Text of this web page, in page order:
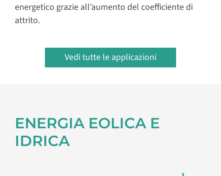
energetico grazie all’aumento del coefficiente di
attrito.
Vedi tutte le applicazioni
ENERGIA EOLICA E
IDRICA